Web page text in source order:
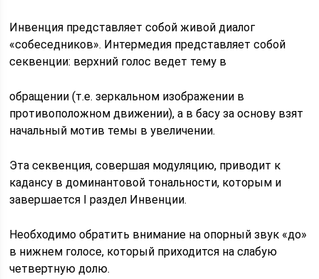
Инвенция представляет собой живой диалог
«собеседников». Интермедия представляет собой
секвенции: верхний голос ведет тему в
обращении (т.е. зеркальном изображении в
противоположном движении), а в басу за основу взят
начальный мотив темы в увеличении.
Эта секвенция, совершая модуляцию, приводит к
кадансу в доминантовой тональности, которым и
завершается I раздел Инвенции.
Необходимо обратить внимание на опорный звук «до»
в нижнем голосе, который приходится на слабую
четвертную долю.